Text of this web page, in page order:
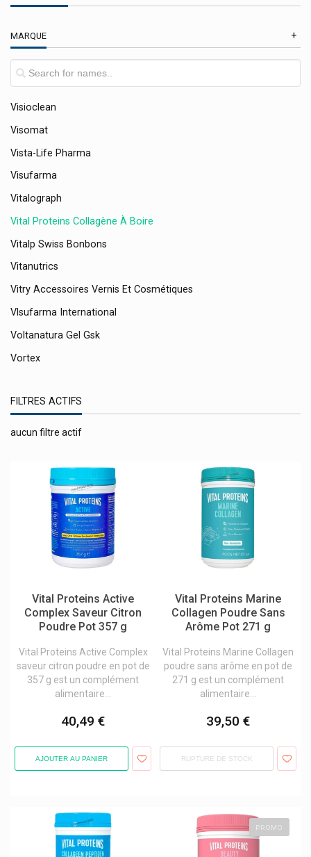
MARQUE
Vicks
Vilgo
Virbac
Visioclean
Visomat
Vista-Life Pharma
Visufarma
Vitalograph
Vital Proteins Collagène À Boire
Vitalp Swiss Bonbons
Vitanutrics
Vitry Accessoires Vernis Et Cosmétiques
Vlsufarma International
Voltanatura Gel Gsk
Vortex
Weber & Weber
Weleda Cosmétique Bio Naturelle
Will Pharma
Wm Supplies
Wolf-Safco
Ypsomed
Yun Probiotherapy
Zambon
Zein Pharma
FILTRES ACTIFS
aucun filtre actif
Vital Proteins Active
Complex Saveur Citron
Poudre Pot 357 g
Vital Proteins Active Complex
saveur citron poudre en pot de
357 g est un complément
alimentaire...
40,49 €
AJOUTER AU PANIER
Vital Proteins Marine
Collagen Poudre Sans
Arôme Pot 271 g
Vital Proteins Marine Collagen
poudre sans arôme en pot de
271 g est un complément
alimentaire...
39,50 €
RUPTURE DE STOCK
PROMO